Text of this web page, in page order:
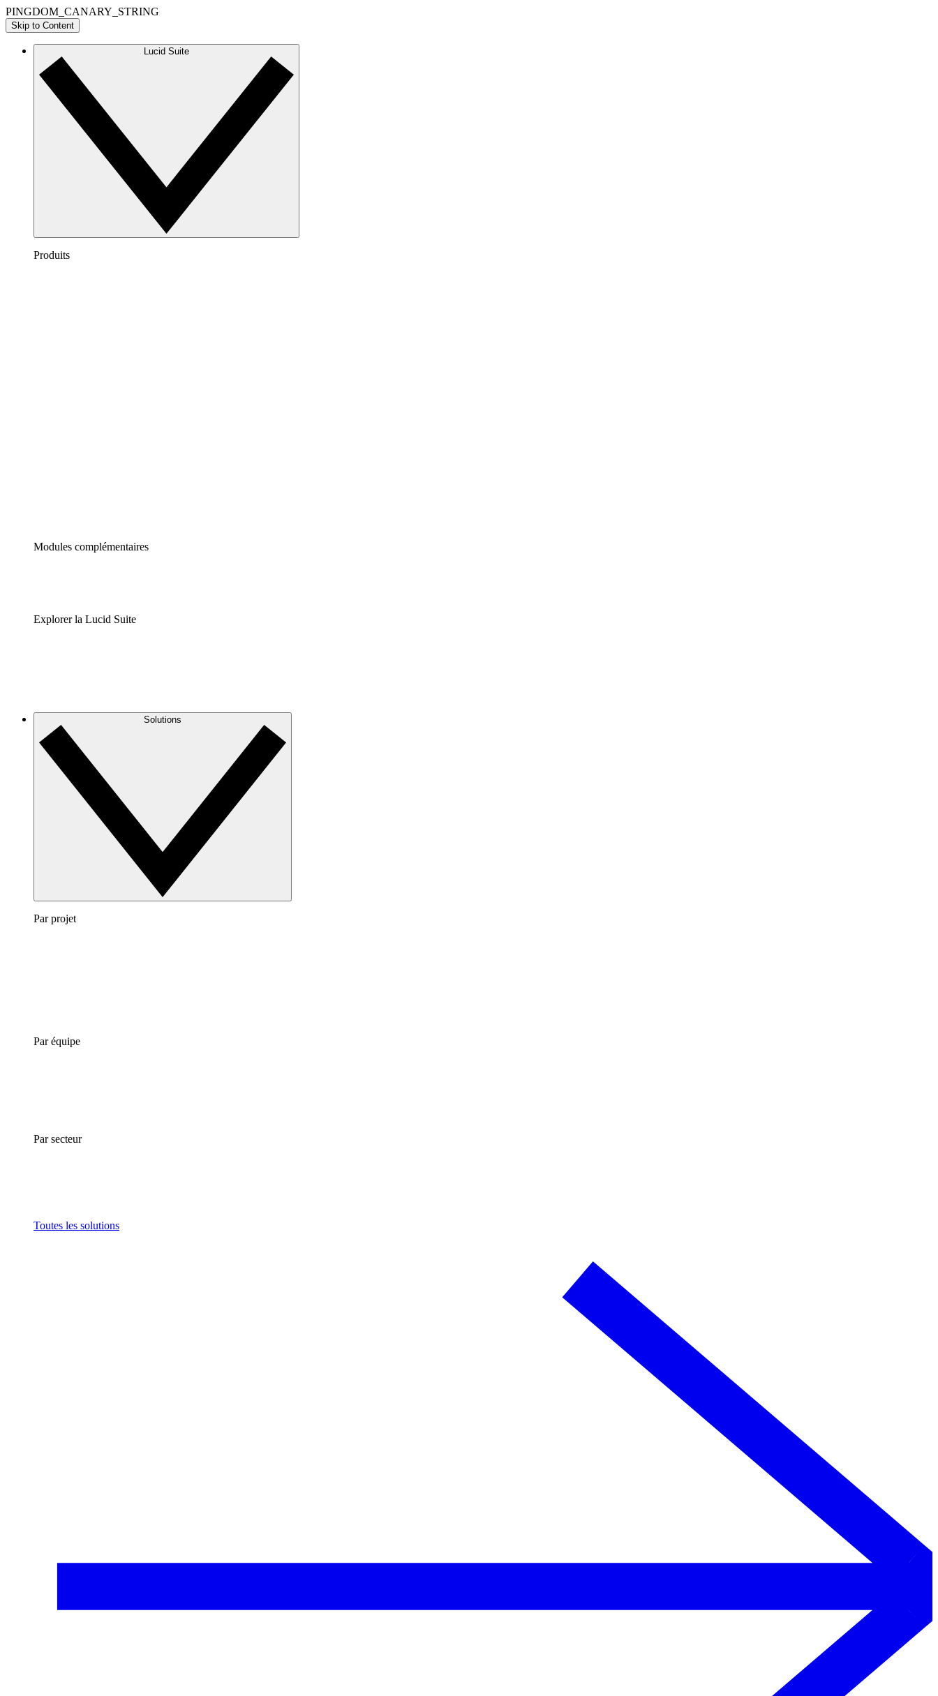
PINGDOM_CANARY_STRING
Skip to Content
Lucid Suite
Produits
Modules complémentaires
Explorer la Lucid Suite
Solutions
Par projet
Par équipe
Par secteur
Toutes les solutions